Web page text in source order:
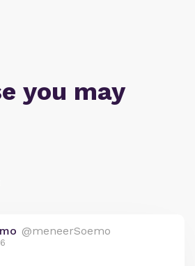
you may
@meneerSoemo